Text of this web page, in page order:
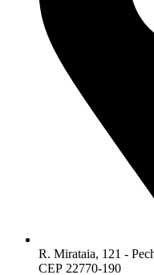
R. Mirataia, 121 -
CEP 22770-190